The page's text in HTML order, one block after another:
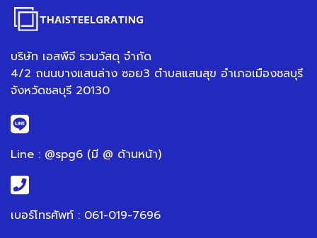
บริษัท เอสพีจี รวมวัสดุ จำกัด
4/2 ถนนบางแสนล่าง ซอย3 ตำบลแสนสุข อำเภอเมืองชลบุรี
จังหวัดชลบุรี 20130
Line : @spg6 (มี @ ด้านหน้า)
เบอร์โทรศัพท์ : 061-019-7696